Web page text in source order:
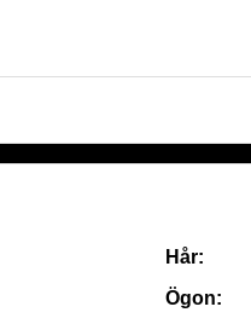
Hår:
Ögon: